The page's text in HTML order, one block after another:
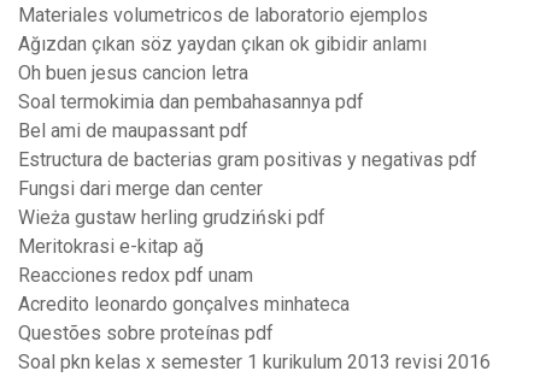
Materiales volumetricos de laboratorio ejemplos
Ağızdan çıkan söz yaydan çıkan ok gibidir anlamı
Oh buen jesus cancion letra
Soal termokimia dan pembahasannya pdf
Bel ami de maupassant pdf
Estructura de bacterias gram positivas y negativas pdf
Fungsi dari merge dan center
Wieża gustaw herling grudziński pdf
Meritokrasi e-kitap ağ
Reacciones redox pdf unam
Acredito leonardo gonçalves minhateca
Questões sobre proteínas pdf
Soal pkn kelas x semester 1 kurikulum 2013 revisi 2016